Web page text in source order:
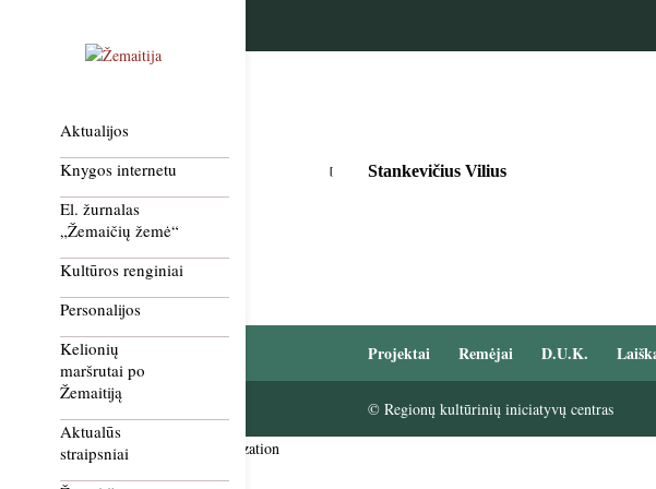
Aktualijos
Knygos internetu
El. žurnalas
„Žemaičių žemė“
Kultūros renginiai
Personalijos
Kelionių
maršrutai po
Žemaitiją
Aktualūs
straipsniai
Stankevičius Vilius
Projektai Remėjai D.U.K.
© Regionų kultūrinių iniciatyvų centras
Smush Image Compression and Optimization